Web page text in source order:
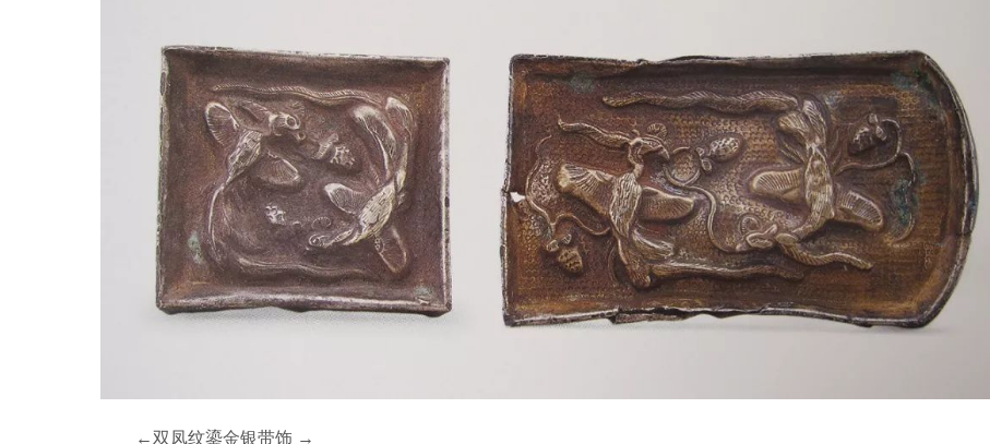
←双凤纹鎏金银带饰 →